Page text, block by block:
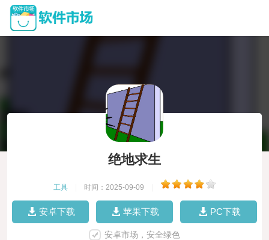
绝地求生
工具 时间：2025-09-09
安卓下载 苹果下载 PC下载
安卓市场，安全绿色